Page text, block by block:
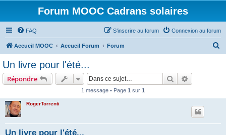
Forum MOOC Cadrans solaires
FAQ Connexion au forum
S’inscrire au forum
Accueil MOOC Accueil Forum Forum
Un livre pour l'été...
Répondre Rechercher
1 message • Page 1 sur 1
RogerTorrenti
Un livre pour l'été...